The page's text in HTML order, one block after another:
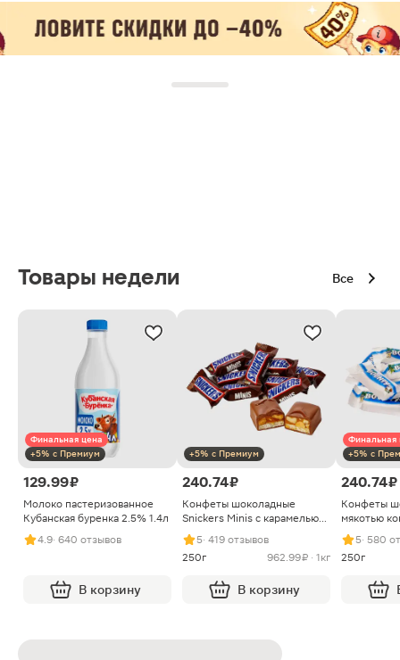
Товары недели Все
Финальная цена
+5% с Премиум
129.99 ₽
Молоко пастеризованное
Кубанская буренка 2.5% 1.4л
4.9· 640 отзывов
В корзину
+5% с Премиум
240.74 ₽
Конфеты шоколадные
Snickers Minis с карамелью
арахисом и нугой
5· 419 отзывов
250г
962.99 ₽ · 1кг
В корзину
Финальная
+5% с
240.74 ₽
Конфеты
мякотью
5· 580
250г